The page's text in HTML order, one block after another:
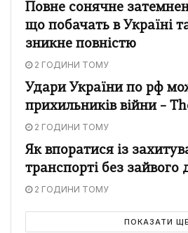
Повне сонячне
що побачать в Україні
зникне повністю
2 ГОДИНИ ТОМУ
Удари України по рф
прихильників війни –
2 ГОДИНИ ТОМУ
Як впоратися із
транспорті без
2 ГОДИНИ ТОМУ
ПОКАЗАТИ ЩЕ